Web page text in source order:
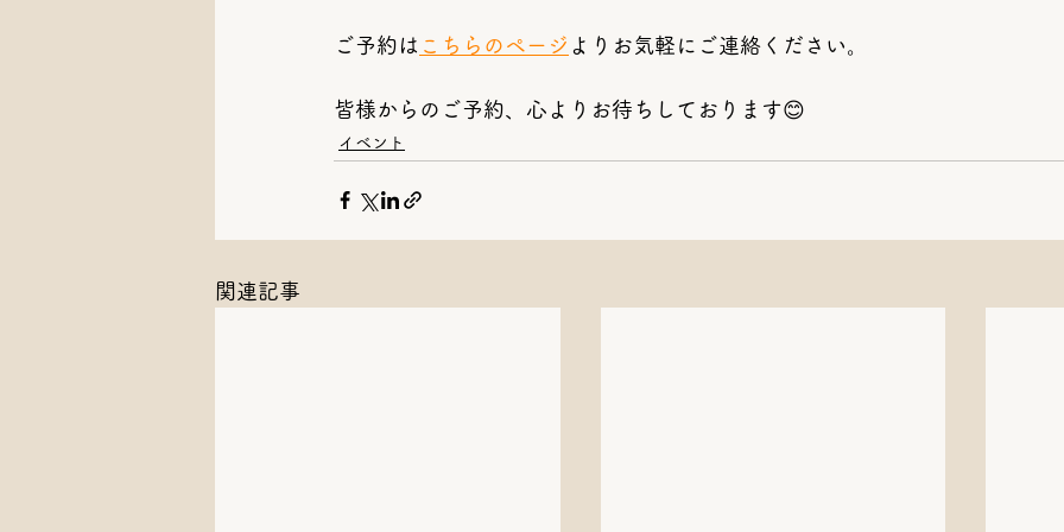
ご予約は こちらのページ よりお気軽にご連絡ください。
皆様からのご予約、心よりお待ちしております😊
イベント
関連記事